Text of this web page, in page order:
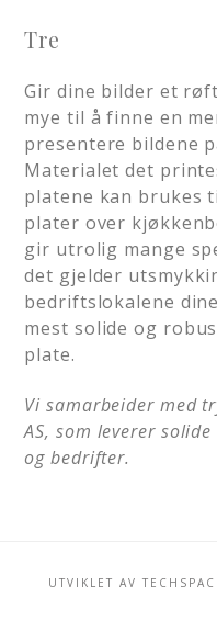
Tre
Gir dine bilder et
mye til å finne en
presentere bildene
Materialet det
platene kan brukes
plater over
gir utrolig mange
det gjelder
bedriftslokalene
mest solide og
plate.
Vi samarbeider med
AS, som leverer
og bedrifter.
UTVIKLET AV